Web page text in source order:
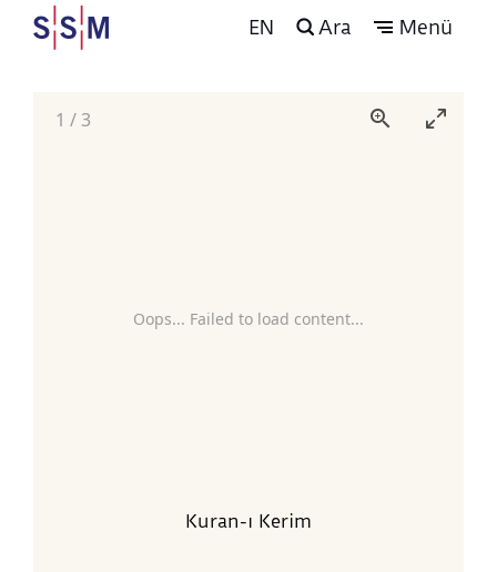
EN Ara Menü
Oops... Failed to load content...
1 /3
Kuran-ı Kerim